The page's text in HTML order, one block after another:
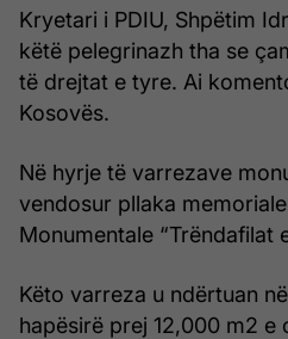
Kryetari i PDIU, Shpëtim
këtë pelegrinazh tha se
të drejtat e tyre. Ai
Kosovës.
Në hyrje të varrezave
vendosur pllaka
Monumentale “Trëndafilat
Këto varreza u ndërtuan
hapësirë prej 12,000 m2 e